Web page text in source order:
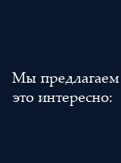
Мы предлагаем
это интересно: